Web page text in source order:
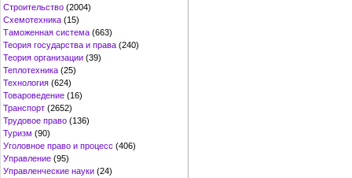
Строительство (2004)
Схемотехника (15)
Таможенная система (663)
Теория государства и права (240)
Теория организации (39)
Теплотехника (25)
Технология (624)
Товароведение (16)
Транспорт (2652)
Трудовое право (136)
Туризм (90)
Уголовное право и процесс (406)
Управление (95)
Управленческие науки (24)